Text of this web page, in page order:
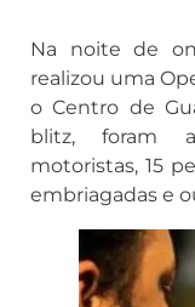
Na noite de
realizou uma
o Centro de
blitz, foram
motoristas, 15
embriagadas e